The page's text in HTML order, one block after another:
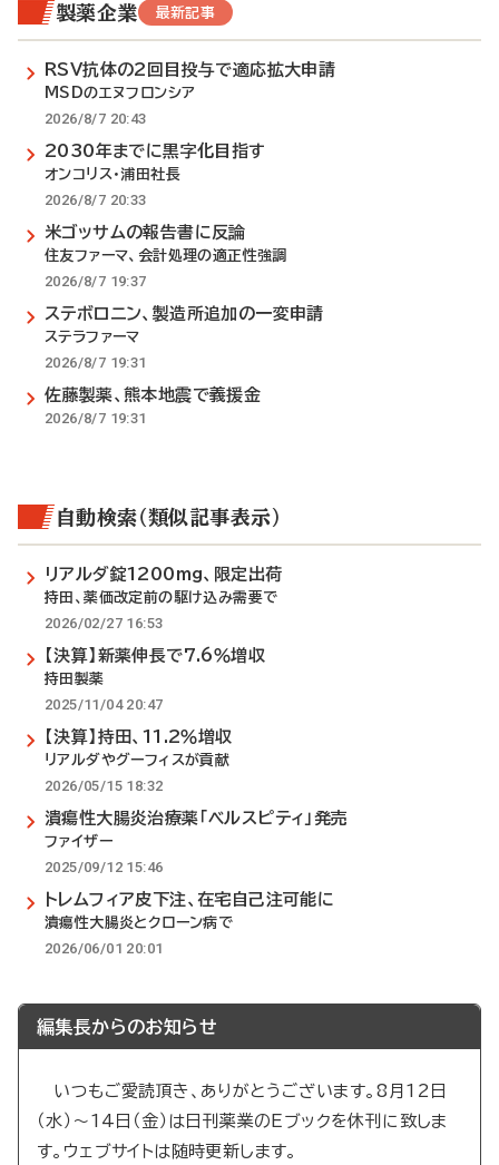
製薬企業 最新記事
RSV抗体の2回目投与で適応拡大申請
MSDのエヌフロンシア
2026/8/7 20:43
2030年までに黒字化目指す
オンコリス・浦田社長
2026/8/7 20:33
米ゴッサムの報告書に反論
住友ファーマ、会計処理の適正性強調
2026/8/7 19:37
ステボロニン、製造所追加の一変申請
ステラファーマ
2026/8/7 19:31
佐藤製薬、熊本地震で義援金
2026/8/7 19:31
自動検索（類似記事表示）
リアルダ錠1200mg、限定出荷
持田、薬価改定前の駆け込み需要で
2026/02/27 16:53
【決算】新薬伸長で7.6％増収
持田製薬
2025/11/04 20:47
【決算】持田、11.2％増収
リアルダやグーフィスが貢献
2026/05/15 18:32
潰瘍性大腸炎治療薬「ベルスピティ」発売
ファイザー
2025/09/12 15:46
トレムフィア皮下注、在宅自己注可能に
潰瘍性大腸炎とクローン病で
2026/06/01 20:01
編集長からのお知らせ
いつもご愛読頂き、ありがとうございます。8月12日
（水）～14日（金）は日刊薬業のEブックを休刊に致しま
す。ウェブサイトは随時更新します。